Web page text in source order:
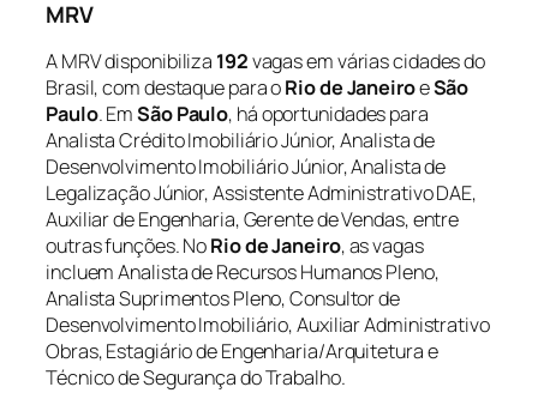
MRV
A MRV disponibiliza 192vagas em várias cidades do
Brasil, com destaque para oRio de JaneiroeSão
Paulo. EmSão Paulo, há oportunidades para
Analista Crédito Imobiliário Júnior, Analista de
Desenvolvimento Imobiliário Júnior, Analista de
Legalização Júnior, Assistente Administrativo DAE,
Auxiliar de Engenharia, Gerente de Vendas, entre
outras funções. NoRio de Janeiro, as vagas
incluem Analista de Recursos Humanos Pleno,
Analista Suprimentos Pleno, Consultor de
Desenvolvimento Imobiliário, Auxiliar Administrativo
Obras, Estagiário de Engenharia/Arquitetura e
Técnico de Segurança do Trabalho.